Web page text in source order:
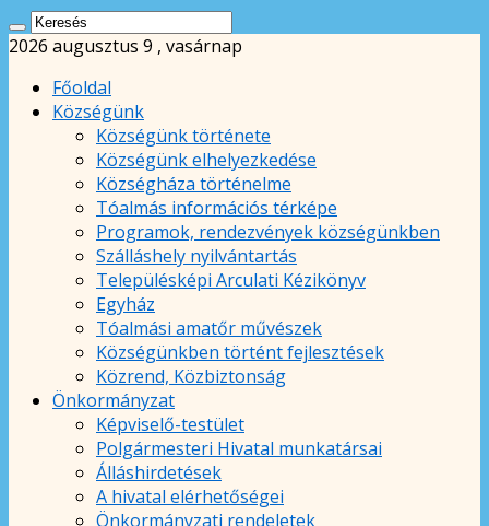
2026 augusztus 9 , vasárnap
Főoldal
Községünk
Községünk története
Községünk elhelyezkedése
Községháza történelme
Tóalmás információs térképe
Programok, rendezvények községünkben
Szálláshely nyilvántartás
Településképi Arculati Kézikönyv
Egyház
Tóalmási amatőr művészek
Községünkben történt fejlesztések
Közrend, Közbiztonság
Önkormányzat
Képviselő-testület
Polgármesteri Hivatal munkatársai
Álláshirdetések
A hivatal elérhetőségei
Önkormányzati rendeletek